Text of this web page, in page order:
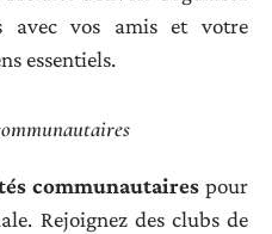
avec vos amis et votre
essentiels.
communautaires pour
Rejoignez des clubs de